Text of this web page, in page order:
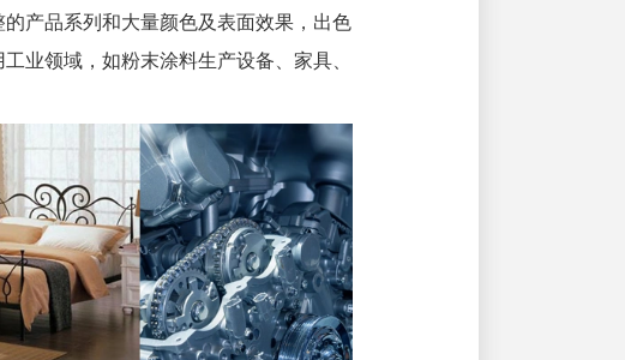
产品系列和大量颜色及表面效果，出色
业领域，如粉末涂料生产设备、家具、